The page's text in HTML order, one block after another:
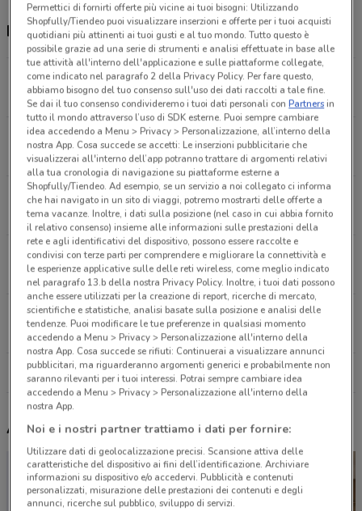
Negozi Thun e orari
Via Cola Di Rienzo, 220/222 Roma
2.9 km
Corso D'Italia, 83-85-86 Roma
4.4 km
Piazza Dei Cinquecento Roma
5.3 km
Via Emanuele Filiberto, 178 Roma
6.7 km
Via Pollio, 50 Roma
7.4 km
Tutti i negozi Thun
Altri volantini nelle vicinanze
Permettici di fornirti offerte più vicine ai tuoi bisogni: Utilizzando
Shopfully/Tiendeo puoi visualizzare inserzioni e offerte per i tuoi acquisti
quotidiani più attinenti ai tuoi gusti e al tuo mondo. Tutto questo è
possibile grazie ad una serie di strumenti e analisi effettuate in base alle
tue attività all'interno dell'applicazione e sulle piattaforme collegate,
come indicato nel paragrafo 2 della Privacy Policy. Per fare questo,
abbiamo bisogno del tuo consenso sull'uso dei dati raccolti a tale fine.
Se dai il tuo consenso condivideremo i tuoi dati personali conPartnersin
tutto il mondo attraverso l’uso di SDK esterne. Puoi sempre cambiare
idea accedendo a Menu > Privacy > Personalizzazione, all’interno della
nostra App. Cosa succede se accetti: Le inserzioni pubblicitarie che
visualizzerai all'interno dell’app potranno trattare di argomenti relativi
alla tua cronologia di navigazione su piattaforme esterne a
Shopfully/Tiendeo. Ad esempio, se un servizio a noi collegato ci informa
che hai navigato in un sito di viaggi, potremo mostrarti delle offerte a
tema vacanze. Inoltre, i dati sulla posizione (nel caso in cui abbia fornito
il relativo consenso) insieme alle informazioni sulle prestazioni della
rete e agli identificativi del dispositivo, possono essere raccolte e
condivisi con terze parti per comprendere e migliorare la connettività e
le esperienze applicative sulle delle reti wireless, come meglio indicato
nel paragrafo 13.b della nostra Privacy Policy. Inoltre, i tuoi dati possono
anche essere utilizzati per la creazione di report, ricerche di mercato,
scientifiche e statistiche, analisi basate sulla posizione e analisi delle
tendenze. Puoi modificare le tue preferenze in qualsiasi momento
accedendo a Menu > Privacy > Personalizzazione all'interno della
nostra App. Cosa succede se rifiuti: Continuerai a visualizzare annunci
pubblicitari, ma riguarderanno argomenti generici e probabilmente non
saranno rilevanti per i tuoi interessi. Potrai sempre cambiare idea
accedendo a Menu > Privacy > Personalizzazione all'interno della
nostra App.
Noi e i nostri partner trattiamo i dati per fornire:
Utilizzare dati di geolocalizzazione precisi. Scansione attiva delle
caratteristiche del dispositivo ai fini dell’identificazione. Archiviare
informazioni su dispositivo e/o accedervi. Pubblicità e contenuti
personalizzati, misurazione delle prestazioni dei contenuti e degli
annunci, ricerche sul pubblico, sviluppo di servizi.